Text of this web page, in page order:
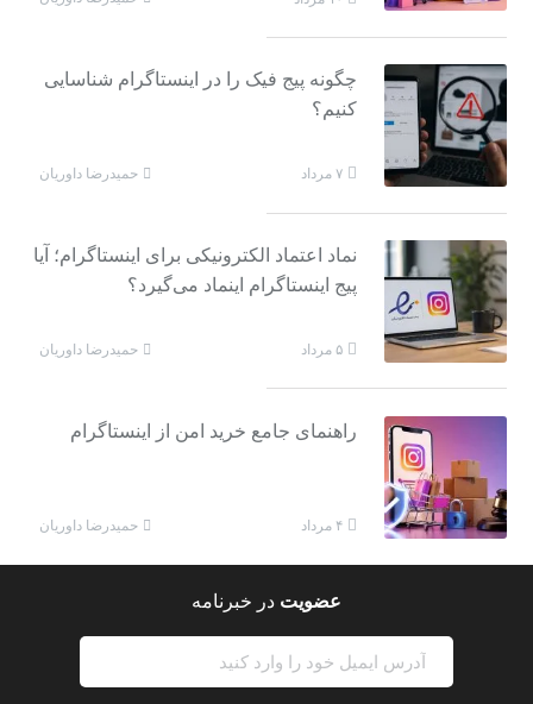
چگونه پیج فیک را در اینستاگرام شناسایی
کنیم؟
۷ مرداد حمیدرضا داوریان
نماد اعتماد الکترونیکی برای اینستاگرام؛ آیا
پیج اینستاگرام اینماد می‌گیرد؟
۵ مرداد حمیدرضا داوریان
راهنمای جامع خرید امن از اینستاگرام
۴ مرداد حمیدرضا داوریان
عضویت در خبرنامه